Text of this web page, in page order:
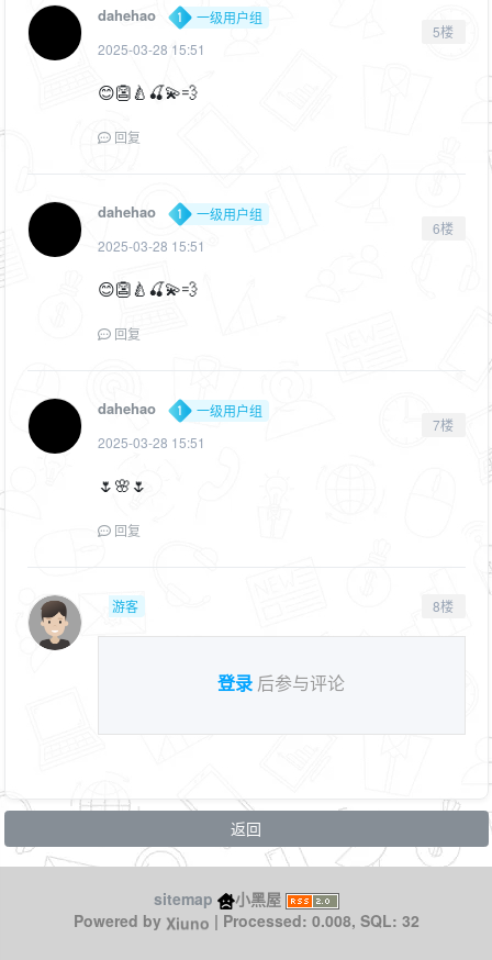
dahehao
一级用户组
2025-03-28 15:51
5楼
😊👺🍐🍒💫💨
回复
dahehao
一级用户组
2025-03-28 15:51
6楼
😊👺🍐🍒💫💨
回复
dahehao
一级用户组
2025-03-28 15:51
7楼
🌷🌸🌷
回复
游客 8楼
登录 后参与评论
返回
sitemap
小黑屋
Powered by Xiuno | Processed: 0.008, SQL: 32